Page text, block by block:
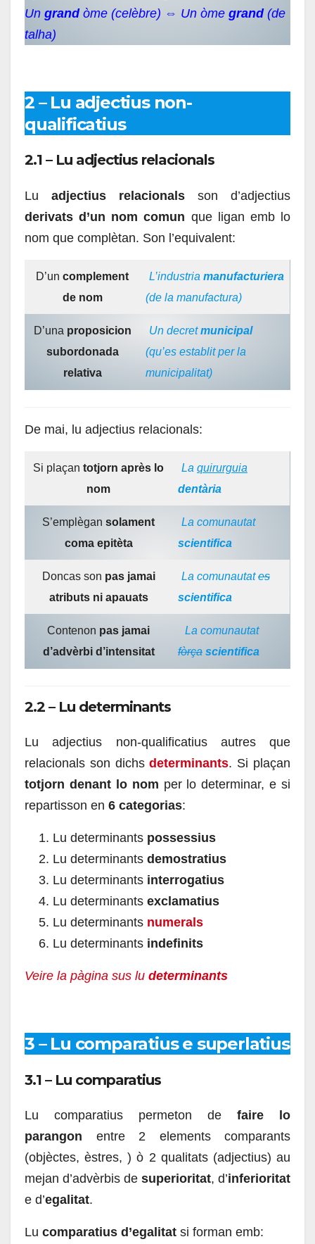
Un grandòme (celèbre) ⇔ Un òme grand(de
talha)
2 – Lu adjectius non-
qualificatius
2.1 – Lu adjectius relacionals
Lu adjectius relacionals son d’adjectius
derivats d’un nom comun que ligan emb lo
nom que complètan. Son l’equivalent:
D’un complement
de nom
L’industria manufacturiera
(de la manufactura)
D’una proposicion
subordonada
relativa
Un decretmunicipal
(qu’es establit per la
municipalitat)
De mai, lu adjectius relacionals:
Si plaçan totjorn après lo
nom
La quirurguia
dentària
S’emplègan solament
coma epitèta
La comunautat
scientifica
Doncas son pas jamai
atributs ni apauats
La comunautates
scientifica
Contenon pas jamai
d’advèrbi d’intensitat
La comunautat
fòrça scientifica
2.2 – Lu determinants
Lu adjectius non-qualificatius autres que
relacionals son dichsdeterminants. Si plaçan
totjorn denant lo nom per lo determinar, e si
repartisson en 6 categorias:
Lu determinants possessius
Lu determinants demostratius
Lu determinants interrogatius
Lu determinants exclamatius
Lu determinants numerals
Lu determinants indefinits
Veire la pàgina sus lu determinants
3 – Lu comparatius e superlatius
3.1 – Lu comparatius
Lu comparatius permeton de faire lo
parangon entre 2 elements comparants
(objèctes, èstres, ) ò 2 qualitats (adjectius) au
mejan d’advèrbis de superioritat, d’inferioritat
e d’egalitat.
Lu comparatius d’egalitat si forman emb: